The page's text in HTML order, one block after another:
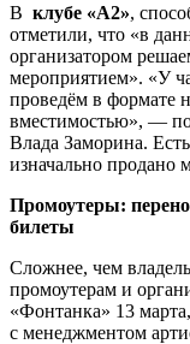
В клубе «А2»,
отметили, что «в
организатором
мероприятием». «У
проведём в формате
вместимостью», —
Влада Заморина.
изначально продано
Промоутеры:
билеты
Сложнее, чем
промоутерам и
«Фонтанка» 13
с менеджментом